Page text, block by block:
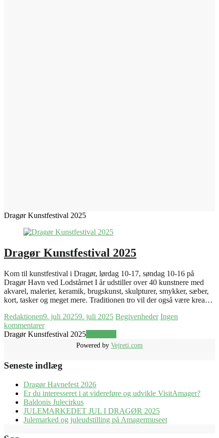
Dragør Kunstfestival 2025
Dragør Kunstfestival 2025
Kom til kunstfestival i Dragør, lørdag 10-17, søndag 10-16 på
Dragør Havn ved Lodstårnet I år udstiller over 40 kunstnere med
akvarel, malerier, keramik, brugskunst, skulpturer, smykker, sæber,
kort, tasker og meget mere. Traditionen tro vil der også være krea…
Redaktionen9. juli 20259. juli 2025 Begivenheder Ingen
kommentarer
Dragør Kunstfestival 2025
Powered by Vejreti.com
Seneste indlæg
Dragør Havnefest 2026
Er du interesseret i at videreføre og udvikle VisitAmager?
Baldonis Julecirkus
JULEMARKEDET JUL I DRAGØR 2025
Julemarked og juleudstilling på Amagermuseet